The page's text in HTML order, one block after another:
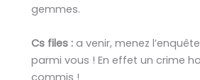
gemmes.
Cs files : a venir, menez
parmi vous ! En effet un crime
commis !